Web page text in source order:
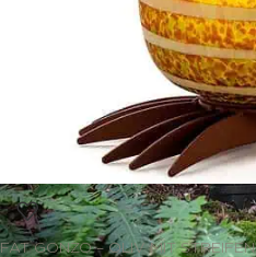
FAT GONZO – OLIV MIT STREIFEN